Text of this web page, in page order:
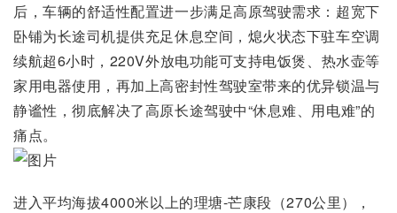
后，车辆的舒适性配置进一步满足高原驾驶需求：超宽下
卧铺为长途司机提供充足休息空间，熄火状态下驻车空调
续航超6小时，220V外放电功能可支持电饭煲、热水壶等
家用电器使用，再加上高密封性驾驶室带来的优异锁温与
静谧性，彻底解决了高原长途驾驶中“休息难、用电难”的
痛点。
进入平均海拔4000米以上的理塘-芒康段（270公里），